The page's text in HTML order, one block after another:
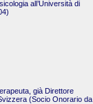
all’Università di
già Direttore
(Socio Onorario da